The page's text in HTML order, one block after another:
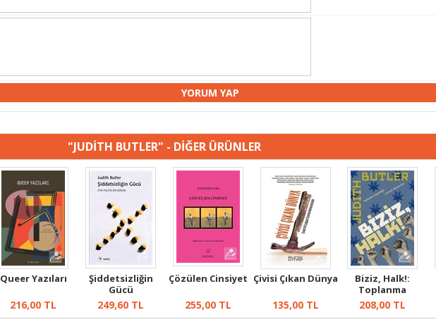
"JUDİTH BUTLER" - DİĞER ÜRÜNLER
Queer Yazıları
216,00 TL
Şiddetsizliğin
Gücü
249,60 TL
Çözülen Cinsiyet
255,00TL
Çivisi Çıkan Dünya
135,00TL
Biziz, Halk!:
Toplanma
Özgürlüğü
Üzerine...
208,00 TL